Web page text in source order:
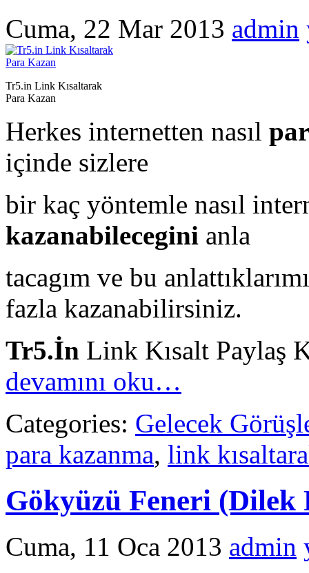
Cuma, 22 Mar 2013 admin
Tr5.in Link Kısaltarak
Para Kazan
Herkes internetten nasıl
içinde sizlere
bir kaç yöntemle nasıl
kazanabilecegini anla
tacagım ve bu
fazla kazanabilirsiniz.
Tr5.İn Link Kısalt Paylaş
devamını oku…
Categories: Gelecek
para kazanma, link
Gökyüzü Feneri (Dilek
Cuma, 11 Oca 2013 admin